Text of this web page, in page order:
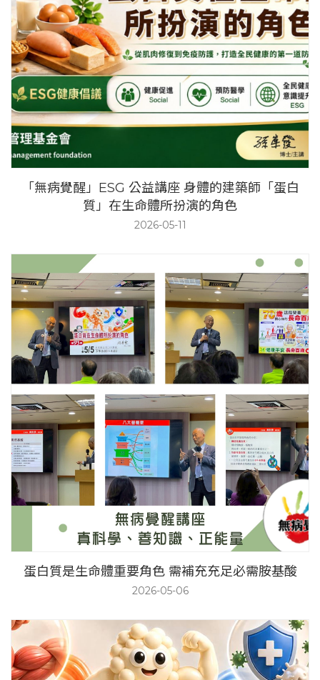
「無病覺醒」ESG 公益講座 身體的建築師「蛋白
質」在生命體所扮演的角色
2026-05-11
蛋白質是生命體重要角色 需補充充足必需胺基酸
2026-05-06